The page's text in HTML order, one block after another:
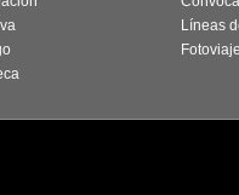
Líneas